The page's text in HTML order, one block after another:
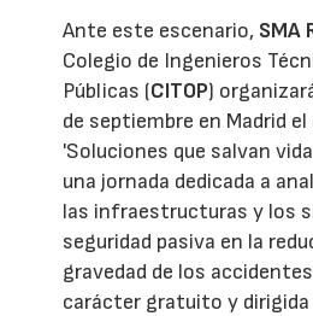
Ante este escenario, SMA
Colegio de Ingenieros
Públicas (CITOP)
de septiembre en Madrid
'Soluciones que salvan
una jornada dedicada a
las infraestructuras y los
seguridad pasiva en la
gravedad de los
carácter gratuito y